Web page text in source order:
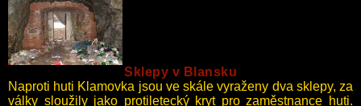
Sklepy v Blansku
Naproti huti Klamovka jsou ve skále vyraženy dva sklepy, za
války sloužily jako protiletecký kryt pro zaměstnance huti.